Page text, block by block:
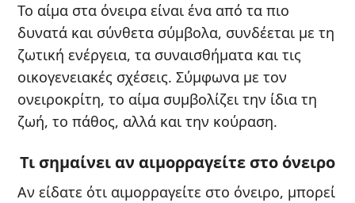
Το αίμα στα όνειρα είναι ένα από τα πιο
δυνατά και σύνθετα σύμβολα, συνδέεται με τη
ζωτική ενέργεια, τα συναισθήματα και τις
οικογενειακές σχέσεις. Σύμφωνα με τον
ονειροκρίτη, το αίμα συμβολίζει την ίδια τη
ζωή, το πάθος, αλλά και την κούραση.
Τι σημαίνει αν αιμορραγείτε στο όνειρο
Αν είδατε ότι αιμορραγείτε στο όνειρο, μπορεί